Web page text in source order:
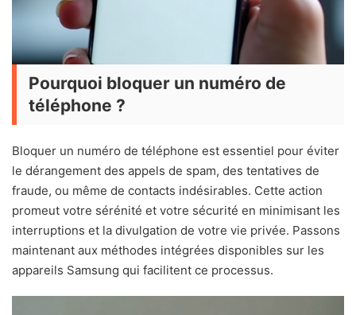
Pourquoi bloquer un numéro de
téléphone ?
Bloquer un numéro de téléphone est essentiel pour éviter
le dérangement des appels de spam, des tentatives de
fraude, ou même de contacts indésirables. Cette action
promeut votre sérénité et votre sécurité en minimisant les
interruptions et la divulgation de votre vie privée. Passons
maintenant aux méthodes intégrées disponibles sur les
appareils Samsung qui facilitent ce processus.